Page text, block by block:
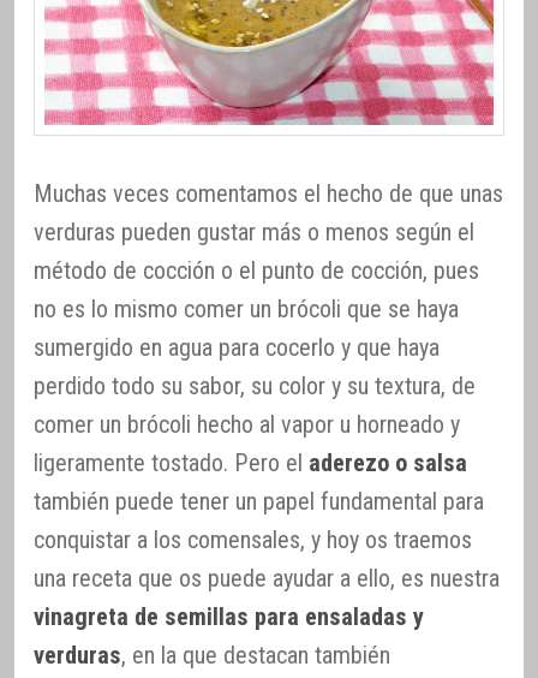
Muchas veces comentamos el hecho de que unas
verduras pueden gustar más o menos según el
método de cocción o el punto de cocción, pues
no es lo mismo comer un brócoli que se haya
sumergido en agua para cocerlo y que haya
perdido todo su sabor, su color y su textura, de
comer un brócoli hecho al vapor u horneado y
ligeramente tostado. Pero el aderezo o salsa
también puede tener un papel fundamental para
conquistar a los comensales, y hoy os traemos
una receta que os puede ayudar a ello, es nuestra
vinagreta de semillas para ensaladas y
verduras, en la que destacan también